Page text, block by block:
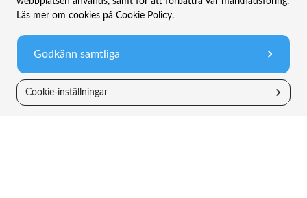
Läs mer om cookies på Cookie Policy.
Cookie-inställningar
Godkänn samtliga